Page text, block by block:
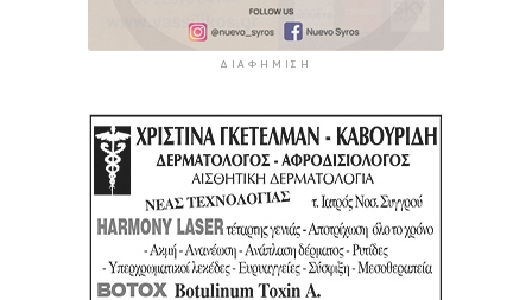
ΔΙΑΦΉΜΙΣΗ